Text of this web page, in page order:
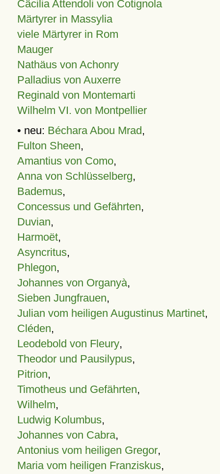
Cäcilia Attendoli von Cotignola
Märtyrer in Massylia
viele Märtyrer in Rom
Mauger
Nathäus von Achonry
Palladius von Auxerre
Reginald von Montemarti
Wilhelm VI. von Montpellier
• neu: Béchara Abou Mrad,
Fulton Sheen,
Amantius von Como,
Anna von Schlüsselberg,
Bademus,
Concessus und Gefährten,
Duvian,
Harmoët,
Asyncritus,
Phlegon,
Johannes von Organyà,
Sieben Jungfrauen,
Julian vom heiligen Augustinus Martinet,
Cléden,
Leodebold von Fleury,
Theodor und Pausilypus,
Pitrion,
Timotheus und Gefährten,
Wilhelm,
Ludwig Kolumbus,
Johannes von Cabra,
Antonius vom heiligen Gregor,
Maria vom heiligen Franziskus,